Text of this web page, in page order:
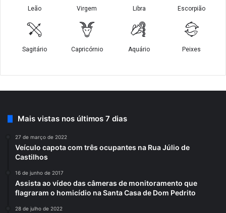
Mais vistas nos últimos 7 dias
27 de março de 2022
Veículo capota com três ocupantes na Rua Júlio de
Castilhos
16 de junho de 2017
Assista ao vídeo das câmeras de monitoramento que
flagraram o homicídio na Santa Casa de Dom Pedrito
28 de julho de 2022